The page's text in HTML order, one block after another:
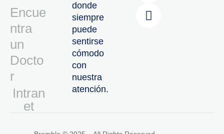
Encue
ntra
un
Docto
r
Intran
Et
donde
siempre
puede
sentirse
cómodo
con
nuestra
atención.